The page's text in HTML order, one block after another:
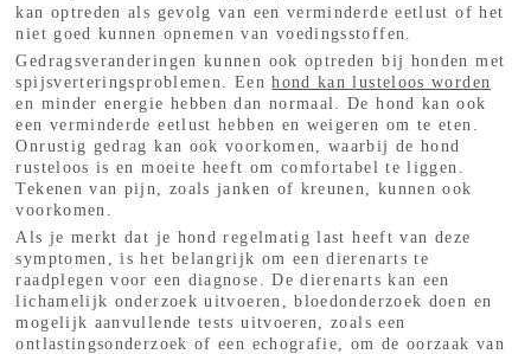
kan optreden als gevolg van een verminderde eetlust of het
niet goed kunnen opnemen van voedingsstoffen.
Gedragsveranderingen kunnen ook optreden bij honden met
spijsverteringsproblemen. Eenhond kan lusteloos worden
en minder energie hebben dan normaal. De hond kan ook
een verminderde eetlust hebben en weigeren om te eten.
Onrustig gedrag kan ook voorkomen, waarbij de hond
rusteloos is en moeite heeft om comfortabel te liggen.
Tekenen van pijn, zoals janken of kreunen, kunnen ook
voorkomen.
Als je merkt dat je hond regelmatig last heeft van deze
symptomen, is het belangrijk om een dierenarts te
raadplegen voor een diagnose. De dierenarts kan een
lichamelijk onderzoek uitvoeren, bloedonderzoek doen en
mogelijk aanvullende tests uitvoeren, zoals een
ontlastingsonderzoek of een echografie, om de oorzaak van